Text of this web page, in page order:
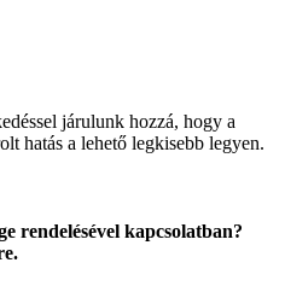
járulunk hozzá, hogy a
hatás a lehető legkisebb legyen.
rendelésével kapcsolatban?